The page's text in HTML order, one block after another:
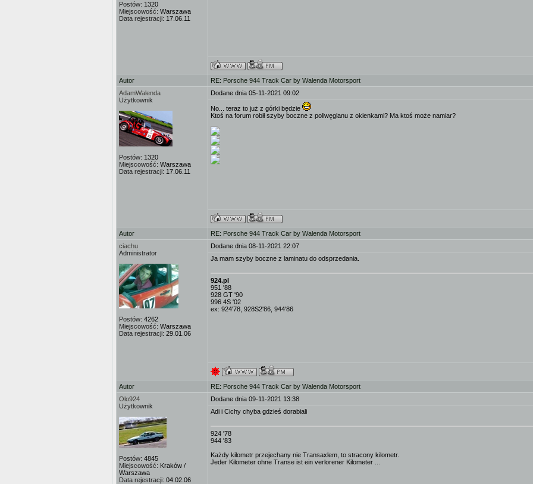
Postów: 1320
Miejscowość: Warszawa
Data rejestracji: 17.06.11
Autor
RE: Porsche 944 Track Car by Walenda Motorsport
AdamWalenda
Użytkownik
Postów: 1320
Miejscowość: Warszawa
Data rejestracji: 17.06.11
Dodane dnia 05-11-2021 09:02
No... teraz to już z górki będzie
Ktoś na forum robił szyby boczne z poliwęglanu z okienkami? Ma ktoś może namiar?
Autor
RE: Porsche 944 Track Car by Walenda Motorsport
ciachu
Administrator
Postów: 4262
Miejscowość: Warszawa
Data rejestracji: 29.01.06
Dodane dnia 08-11-2021 22:07
Ja mam szyby boczne z laminatu do odsprzedania.
924.pl
951 '88
928 GT '90
996 4S '02
ex: 924'78, 928S2'86, 944'86
Autor
RE: Porsche 944 Track Car by Walenda Motorsport
Olo924
Użytkownik
Postów: 4845
Miejscowość: Kraków /
Warszawa
Data rejestracji: 04.02.06
Dodane dnia 09-11-2021 13:38
Adi i Cichy chyba gdzieś dorabiali
924 '78
944 '83
Każdy kilometr przejechany nie Transaxlem, to stracony kilometr.
Jeder Kilometer ohne Transe ist ein verlorener Kilometer ...